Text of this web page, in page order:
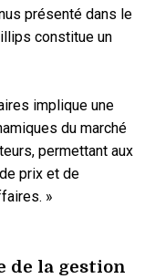
présenté dans le
constitue un
implique une
du marché
permettant aux
prix et de
»
de la gestion